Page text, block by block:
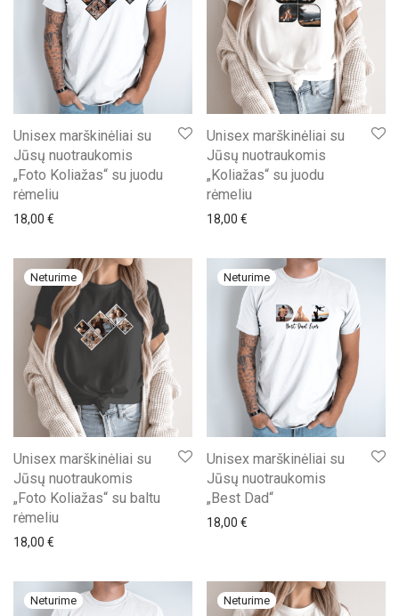
Unisex marškinėliai su
Jūsų nuotraukomis
„Foto Koliažas“ su juodu
rėmeliu
18,00 €
Unisex marškinėliai su
Jūsų nuotraukomis
„Koliažas“ su juodu
rėmeliu
18,00 €
Unisex marškinėliai su
Jūsų nuotraukomis
„Foto Koliažas“ su baltu
rėmeliu
18,00 €
Unisex marškinėliai su
Jūsų nuotraukomis
„Best Dad“
18,00 €